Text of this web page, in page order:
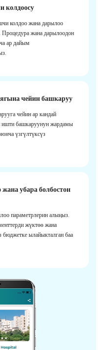
колдоосу
колдоо жана дарылоо
жана дарылоодон
ар дайым
чейин башкаруу
чейин ар кандай
ишти башкаруунун жардамы
үзгүлтүксүз
убара болбостон
параметрлерин алыңыз.
жүктөө жана
ылайыкталган баа